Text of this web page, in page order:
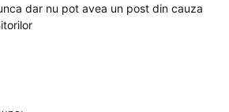
dar nu pot avea un post din cauza